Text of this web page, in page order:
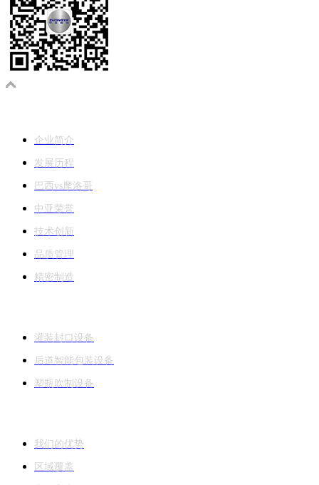
企业简介
发展历程
巴西vs摩洛哥
中亚荣誉
技术创新
品质管理
精密制造
灌装封口设备
后道智能包装设备
塑瓶吹制设备
我们的优势
区域覆盖